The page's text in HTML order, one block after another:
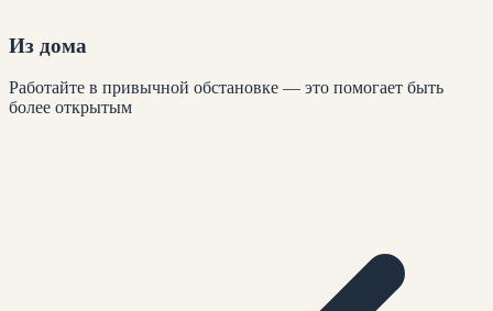
Из дома
Работайте в привычной обстановке — это помогает быть
более открытым